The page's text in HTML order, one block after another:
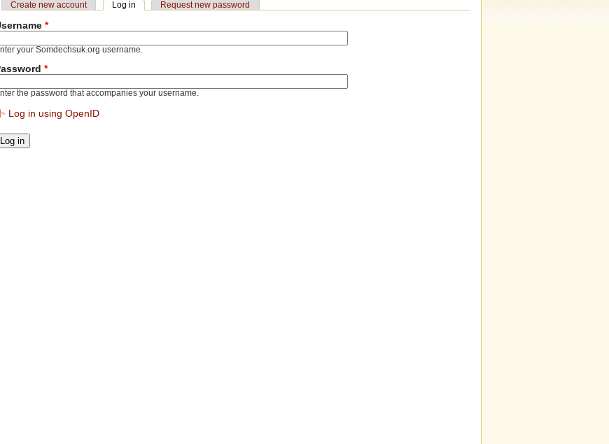
Primary tabs
Create new account Log in (active tab)Request new password
*
your Somdechsuk.org username.
*
the password that accompanies your username.
Log in using OpenID